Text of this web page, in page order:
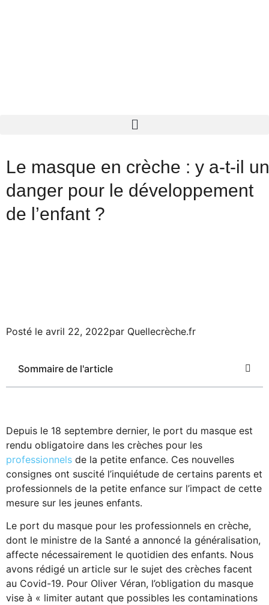
Le masque en crèche : y a-t-il un
danger pour le développement
de l’enfant ?
Posté le avril 22, 2022par Quellecrèche.fr
Sommaire de l'article
Depuis le 18 septembre dernier, le port du masque est
rendu obligatoire dans les crèches pour les
professionnels de la petite enfance. Ces nouvelles
consignes ont suscité l’inquiétude de certains parents et
professionnels de la petite enfance sur l’impact de cette
mesure sur les jeunes enfants.
Le port du masque pour les professionnels en crèche,
dont le ministre de la Santé a annoncé la généralisation,
affecte nécessairement le quotidien des enfants. Nous
avons rédigé un article sur le sujet des crèches facent
au Covid-19. Pour Oliver Véran, l’obligation du masque
vise à « limiter autant que possibles les contaminations